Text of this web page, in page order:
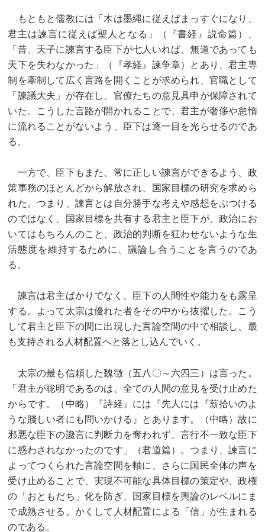
もともと儒教には「木は墨縄に従えばまっすぐになり、
君主は諫言に従えば聖人となる」（『書経』説命篇）、
「昔、天子に諫言する臣下が七人いれば、無道であっても
天下を失わなかった」（『孝経』諫争章）とあり、君主専
制を牽制して広く言路を開くことが求められ、官職として
「諫議大夫」が存在し、官僚たちの意見具申が保障されて
いた。こうした言路が開かれることで、君主が奢侈や怠惰
に流れることがないよう、臣下は逐一目を光らせるのであ
る。
一方で、臣下もまた、常に正しい諫言ができるよう、政
策事務のほとんどから解放され、国家目標の研究を求めら
れた。つまり、諫言とは自分勝手な考えや感想をぶつける
のではなく、国家目標を共有する君主と臣下が、政治にお
いてはもちろんのこと、政治的判断を狂わせないような生
活態度を維持するために、議論し合うことを言うのであ
る。
諫言は君主ばかりでなく、臣下の人間性や能力をも露呈
する。よって太宗は優れた者をその中から抜擢した。こう
して君主と臣下の間に出現した言論空間の中で相談し、最
も支持される人材配置へと落とし込んでいく。
太宗の最も信頼した魏徴（五八〇～六四三）は言った。
「君主が聡明であるのは、全ての人間の意見を受け止めた
からです。（中略）『詩経』には『先人には 『薪拾いのよ
うな賤しい者にも問いかける』とあります。（中略）故に
邪悪な臣下の讒言に判断力を奪われず、言行不一致な臣下
に惑わされなかったのです」（君道篇）。つまり、諫言に
よってつくられた言論空間を軸に、さらに国民全体の声を
受け止めることで、実現不可能な具体目標の策定や、政権
の「おともだち」化を防ぎ、国家目標を輿論のレベルにま
で成熟させる。かくして人材配置による「信」が生まれる
のである。